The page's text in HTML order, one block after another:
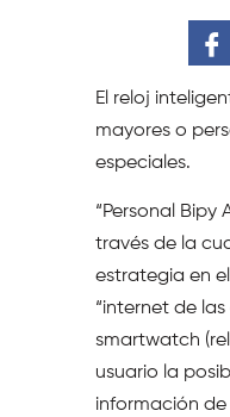
El reloj
mayores o
especiales.
“Personal Bipy
través de la
estrategia en
“internet de
smartwatch
usuario la
información